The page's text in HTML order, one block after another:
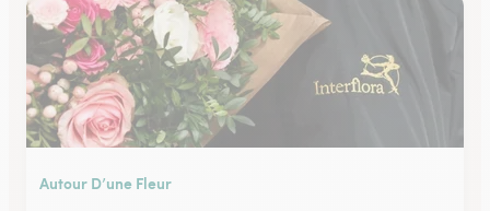
Autour D’une Fleur